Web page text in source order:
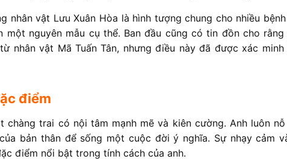
nhân vật Lưu Xuân Hòa là hình tượng chung cho nhiều
một nguyên mẫu cụ thể. Ban đầu cũng có tin đồn cho rằng
nhân vật Mã Tuấn Tân, nhưng điều này đã được xác minh
điểm
chàng trai có nội tâm mạnh mẽ và kiên cường. Anh luôn
bản thân để sống một cuộc đời ý nghĩa. Sự nhạy cảm
điểm nổi bật trong tính cách của anh.